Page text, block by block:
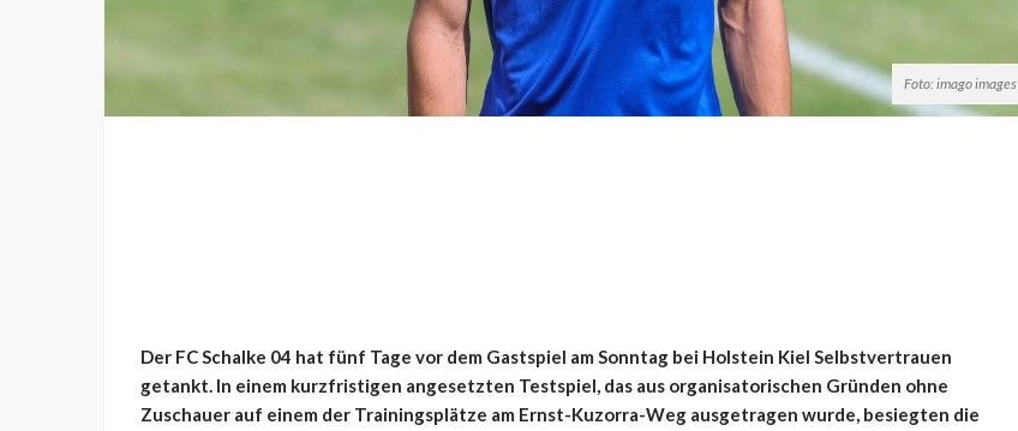
Foto: imago images
Der FC Schalke 04 hat fünf Tage vor dem Gastspiel am Sonntag bei Holstein Kiel Selbstvertrauen
getankt. In einem kurzfristigen angesetzten Testspiel, das aus organisatorischen Gründen ohne
Zuschauer auf einem der Trainingsplätze am Ernst-Kuzorra-Weg ausgetragen wurde, besiegten die